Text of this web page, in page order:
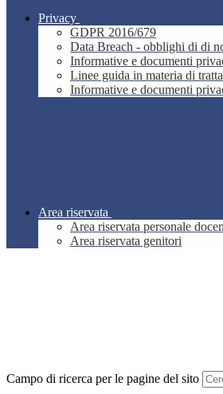
Privacy
GDPR 2016/679
Data Breach - obblighi di di
Informative e documenti
Linee guida in materia di
Informative e documenti
Area riservata
Area riservata personale
Area riservata genitori
Campo di ricerca per le pagine del sito